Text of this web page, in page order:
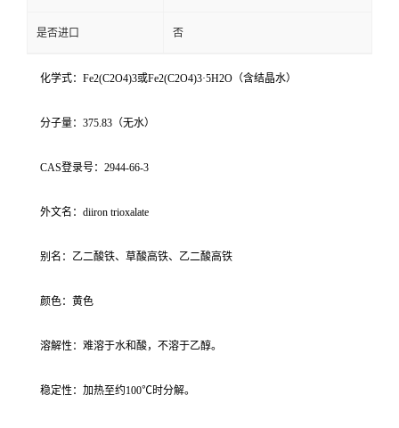
是否进口 否
化学式：Fe2(C2O4)3或Fe2(C2O4)3·5H2O（含结晶水）
分子量：375.83（无水）
CAS登录号：2944-66-3
外文名：diiron trioxalate
别名：乙二酸铁、草酸高铁、乙二酸高铁
颜色：黄色
溶解性：难溶于水和酸，不溶于乙醇。
稳定性：加热至约100℃时分解。